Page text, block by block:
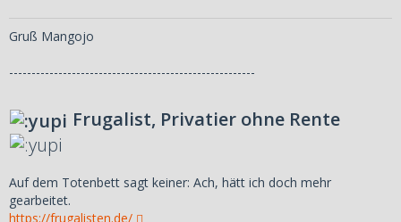
Gruß Mangojo
-------------------------------------------------------
Frugalist, Privatier ohne Rente
Auf dem Totenbett sagt keiner: Ach, hätt ich doch mehr
gearbeitet.
https://frugalisten.de/